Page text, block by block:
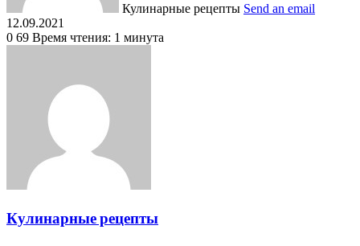
Кулинарные рецепты Send an email
12.09.2021
0 69 Время чтения: 1 минута
Кулинарные рецепты